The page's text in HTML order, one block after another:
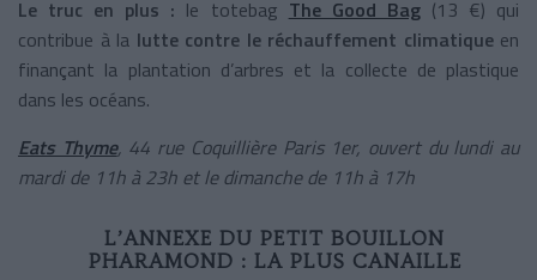
Le truc en plus : le totebag The Good Bag(13 €) qui
contribue à la lutte contre le réchauffement climatiqueen
finançant la plantation d’arbres et la collecte de plastique
dans les océans.
Eats Thyme, 44 rue Coquillière Paris 1er, ouvert du lundi au
mardi de 11h à 23h et le dimanche de 11h à 17h
L’ANNEXE DU PETIT BOUILLON
PHARAMOND : LA PLUS CANAILLE